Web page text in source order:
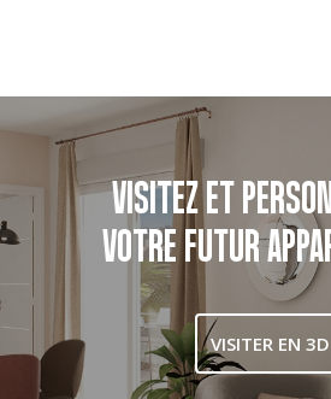
VISITEZ ET
VOTRE FUTUR
VISITER EN 3D